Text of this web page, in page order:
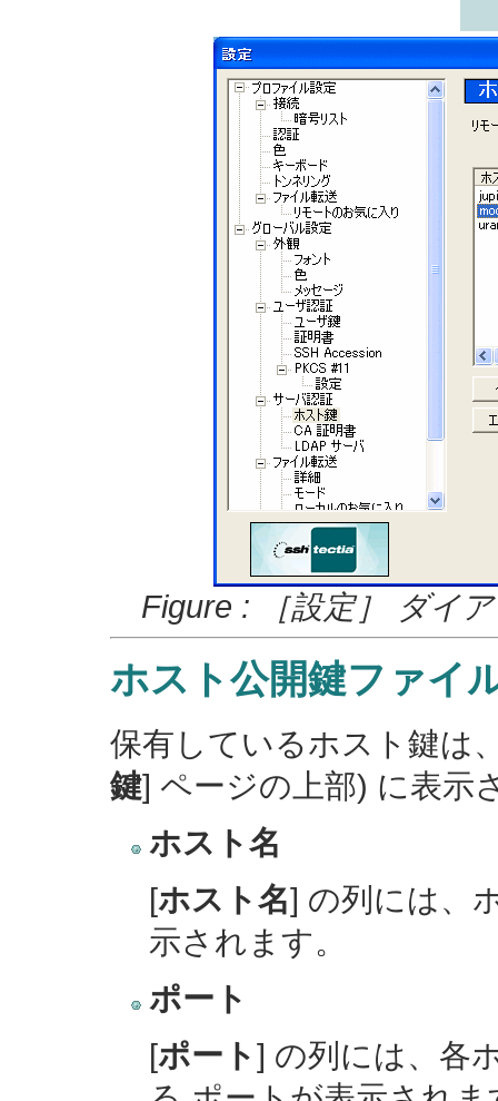
Figure : ［設定］ ダイ
ホスト公開鍵ファイ
保有しているホスト鍵は
鍵] ページの上部) に表示
ホスト名
[ホスト名] の列には、
示されます。
ポート
[ポート] の列には、各